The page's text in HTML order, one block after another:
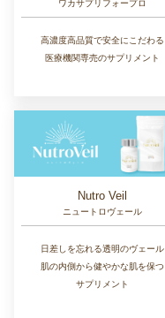
ワカサプリフォープロ
高濃度高品質で安全にこだわる
医療機関専売のサプリメント
Nutro Veil
ニュートロヴェール
日差しを忘れる透明のヴェール
肌の内側から健やかな肌を保つ
サプリメント